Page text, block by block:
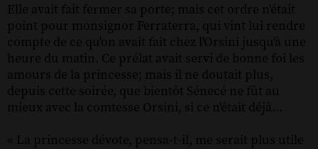
Elle avait fait fermer sa porte; mais cet ordre n'était
point pour monsignor Ferraterra, qui vint lui rendre
compte de ce qu'on avait fait chez l'Orsini jusqu'à une
heure du matin. Ce prélat avait servi de bonne foi les
amours de la princesse; mais il ne doutait plus,
depuis cette soirée, que bientôt Sénecé ne fût au
mieux avec la comtesse Orsini, si ce n'était déjà...
« La princesse dévote, pensa-t-il, me serait plus utile